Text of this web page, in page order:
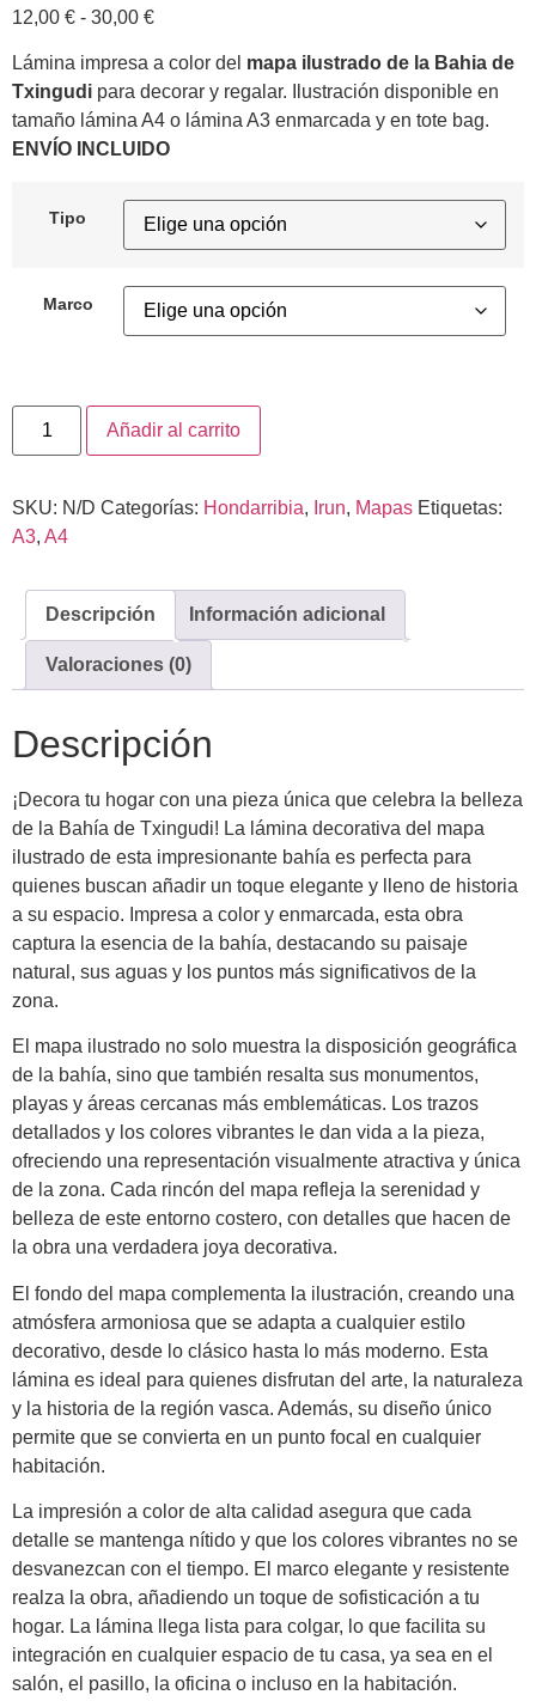
12,00 € - 30,00 €
Lámina impresa a color del mapa ilustrado de la Bahia de
Txingudi para decorar y regalar. Ilustración disponible en
tamaño lámina A4 o lámina A3 enmarcada y en tote bag.
ENVÍO INCLUIDO
Tipo
Marco
Añadir al carrito
SKU: N/D Categorías: Hondarribia, Irun, Mapas Etiquetas:
A3, A4
Descripción Información adicional
Valoraciones (0)
Descripción
¡Decora tu hogar con una pieza única que celebra la belleza
de la Bahía de Txingudi! La lámina decorativa del mapa
ilustrado de esta impresionante bahía es perfecta para
quienes buscan añadir un toque elegante y lleno de historia
a su espacio. Impresa a color y enmarcada, esta obra
captura la esencia de la bahía, destacando su paisaje
natural, sus aguas y los puntos más significativos de la
zona.
El mapa ilustrado no solo muestra la disposición geográfica
de la bahía, sino que también resalta sus monumentos,
playas y áreas cercanas más emblemáticas. Los trazos
detallados y los colores vibrantes le dan vida a la pieza,
ofreciendo una representación visualmente atractiva y única
de la zona. Cada rincón del mapa refleja la serenidad y
belleza de este entorno costero, con detalles que hacen de
la obra una verdadera joya decorativa.
El fondo del mapa complementa la ilustración, creando una
atmósfera armoniosa que se adapta a cualquier estilo
decorativo, desde lo clásico hasta lo más moderno. Esta
lámina es ideal para quienes disfrutan del arte, la naturaleza
y la historia de la región vasca. Además, su diseño único
permite que se convierta en un punto focal en cualquier
habitación.
La impresión a color de alta calidad asegura que cada
detalle se mantenga nítido y que los colores vibrantes no se
desvanezcan con el tiempo. El marco elegante y resistente
realza la obra, añadiendo un toque de sofisticación a tu
hogar. La lámina llega lista para colgar, lo que facilita su
integración en cualquier espacio de tu casa, ya sea en el
salón, el pasillo, la oficina o incluso en la habitación.